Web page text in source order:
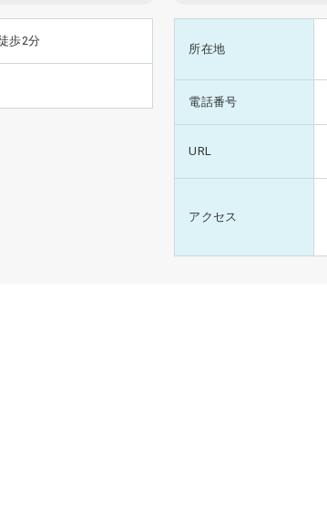
歩2分
所在地
電話番号
URL
アクセス